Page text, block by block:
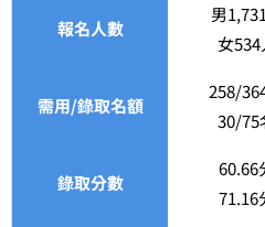
報名人數
男
女534
需用/錄取名額
258/
30/75
錄取分數
60.66
71.16